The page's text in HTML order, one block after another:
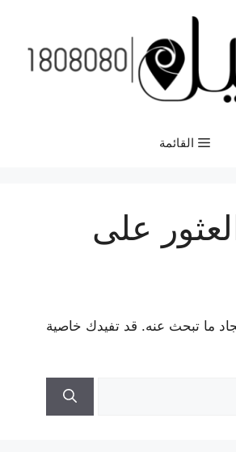
القائمة
على
ما تبحث عنه. قد تفيدك خاصية